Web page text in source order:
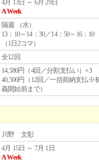
4月 13日 ～ 6月 29日
A Week
隔週 （水）
13：10～14：30／14：50～16：10
（1日2コマ）
全12回
14,580円（4回／分割支払い）×3
40,500円（12回／一括前納支払※
義開始前まで）
川野 文彰
4月 15日 ～ 7月 1日
A Week